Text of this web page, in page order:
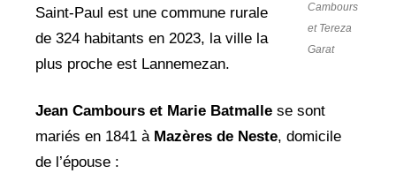
Cambours
et Tereza
Garat
Saint-Paul est une commune rurale
de 324 habitants en 2023, la ville la
plus proche est Lannemezan.
Jean Cambours et Marie Batmalle se sont
mariés en 1841 à Mazères de Neste, domicile
de l’épouse :